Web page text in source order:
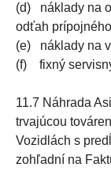
(d) náklady na
odťah
(e) náklady na
(f) fixný
11.7 Náhrada
trvajúcou
Vozidlách s
zohľadní na